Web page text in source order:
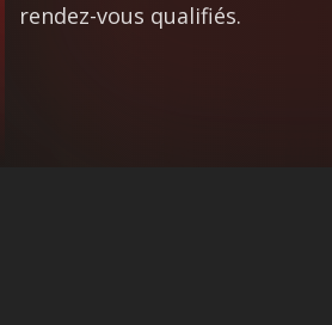
rendez-vous qualifiés.